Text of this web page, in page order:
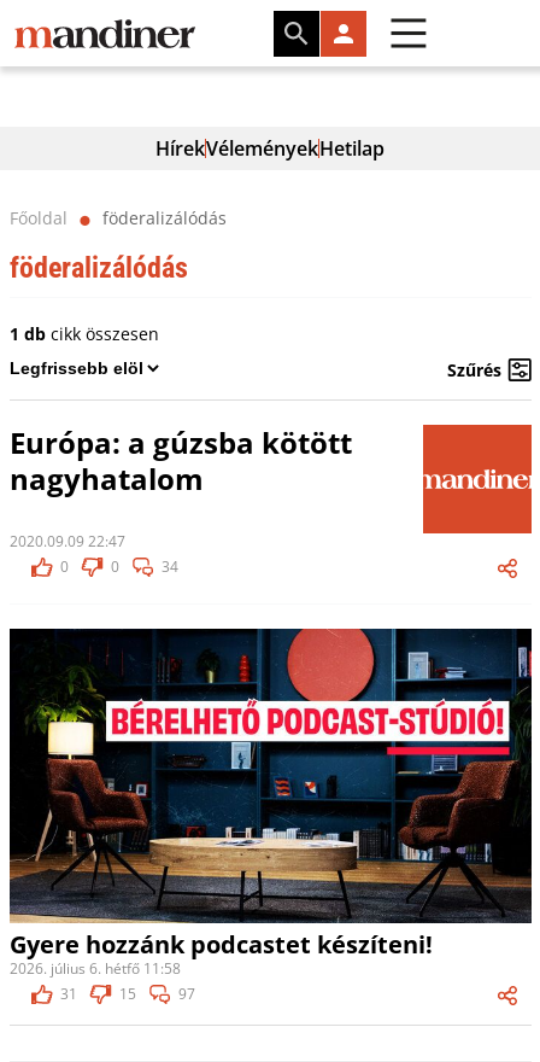
HírekVéleményekHetilap
Főoldal ⬤ föderalizálódás
föderalizálódás
1 dbcikk összesen
Szűrés
Európa: a gúzsba kötött
nagyhatalom
2020.09.09 22:47
0
0 34
Gyere hozzánk podcastet készíteni!
2026. július 6. hétfő 11:58
31
15 97